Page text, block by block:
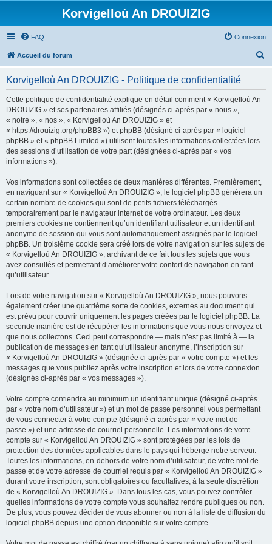
Korvigelloù An DROUIZIG
FAQ Connexion
Accueil du forum
Korvigelloù An DROUIZIG - Politique de confidentialité
Cette politique de confidentialité explique en détail comment « Korvigelloù An
DROUIZIG » et ses partenaires affiliés (désignés ci-après par « nous »,
« notre », « nos », « Korvigelloù An DROUIZIG » et
« https://drouizig.org/phpBB3 ») et phpBB (désigné ci-après par « logiciel
phpBB » et « phpBB Limited ») utilisent toutes les informations collectées lors
des sessions d’utilisation de votre part (désignées ci-après par « vos
informations »).
Vos informations sont collectées de deux manières différentes. Premièrement,
en naviguant sur « Korvigelloù An DROUIZIG », le logiciel phpBB génèrera un
certain nombre de cookies qui sont de petits fichiers téléchargés
temporairement par le navigateur internet de votre ordinateur. Les deux
premiers cookies ne contiennent qu’un identifiant utilisateur et un identifiant
anonyme de session qui vous sont automatiquement assignés par le logiciel
phpBB. Un troisième cookie sera créé lors de votre navigation sur les sujets de
« Korvigelloù An DROUIZIG », archivant de ce fait tous les sujets que vous
avez consultés et permettant d’améliorer votre confort de navigation en tant
qu’utilisateur.
Lors de votre navigation sur « Korvigelloù An DROUIZIG », nous pouvons
également créer une quatrième sorte de cookies, externes au document qui
est prévu pour couvrir uniquement les pages créées par le logiciel phpBB. La
seconde manière est de récupérer les informations que vous nous envoyez et
que nous collectons. Ceci peut correspondre — mais n’est pas limité à — la
publication de messages en tant qu’utilisateur anonyme, l’inscription sur
« Korvigelloù An DROUIZIG » (désignée ci-après par « votre compte ») et les
messages que vous publiez après votre inscription et lors de votre connexion
(désignés ci-après par « vos messages »).
Votre compte contiendra au minimum un identifiant unique (désigné ci-après
par « votre nom d’utilisateur ») et un mot de passe personnel vous permettant
de vous connecter à votre compte (désigné ci-après par « votre mot de
passe ») et une adresse de courriel personnelle. Les informations de votre
compte sur « Korvigelloù An DROUIZIG » sont protégées par les lois de
protection des données applicables dans le pays qui héberge notre serveur.
Toutes les informations, en-dehors de votre nom d’utilisateur, de votre mot de
passe et de votre adresse de courriel requis par « Korvigelloù An DROUIZIG »
durant votre inscription, sont obligatoires ou facultatives, à la seule discrétion
de « Korvigelloù An DROUIZIG ». Dans tous les cas, vous pouvez contrôler
quelles informations de votre compte vous souhaitez rendre publiques ou non.
De plus, vous pouvez décider de vous abonner ou non à la liste de diffusion du
logiciel phpBB depuis une option disponible sur votre compte.